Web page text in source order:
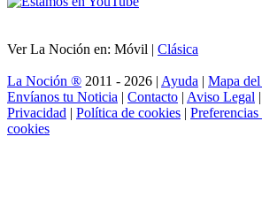
Ver La Noción en: Móvil | Clásica
La Noción ® 2011 - 2026 | Ayuda | Mapa
Envíanos tu Noticia | Contacto | Aviso Legal |
Privacidad | Política de cookies |
cookies